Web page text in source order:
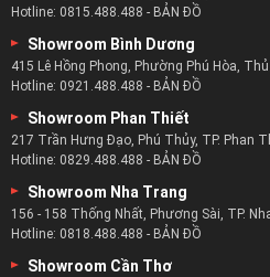
Hotline: 0815.488.488 - BẢN ĐỒ
Showroom Bình Dương
415 Lê Hồng Phong, Phường Phú Hòa,
Hotline: 0921.488.488 - BẢN ĐỒ
Showroom Phan Thiết
217 Trần Hưng Đạo, Phú Thủy, TP. Phan
Hotline: 0829.488.488 - BẢN ĐỒ
Showroom Nha Trang
156 - 158 Thống Nhất, Phương Sài, TP.
Hotline: 0818.488.488 - BẢN ĐỒ
Showroom Cần Thơ